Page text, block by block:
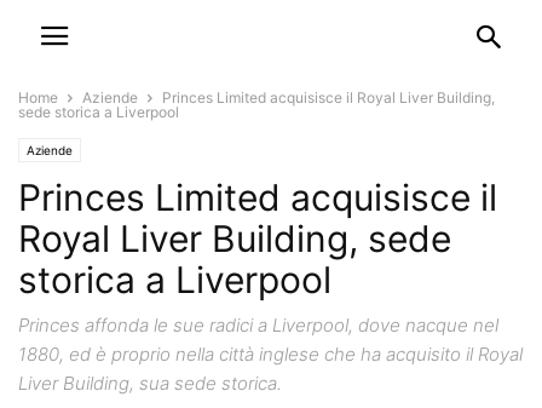
Home Aziende
Princes Limited acquisisce il Royal Liver Building,
sede storica a Liverpool
Aziende
Princes Limited acquisisce il
Royal Liver Building, sede
storica a Liverpool
Princes affonda le sue radici a Liverpool, dove nacque nel
1880, ed è proprio nella città inglese che ha acquisito il Royal
Liver Building, sua sede storica.